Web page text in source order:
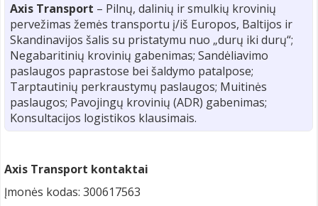
Axis Transport – Pilnų, dalinių ir smulkių krovinių
pervežimas žemės transportu į/iš Europos, Baltijos ir
Skandinavijos šalis su pristatymu nuo „durų iki durų“;
Negabaritinių krovinių gabenimas; Sandėliavimo
paslaugos paprastose bei šaldymo patalpose;
Tarptautinių perkraustymų paslaugos; Muitinės
paslaugos; Pavojingų krovinių (ADR) gabenimas;
Konsultacijos logistikos klausimais.
Axis Transport kontaktai
Įmonės kodas: 300617563